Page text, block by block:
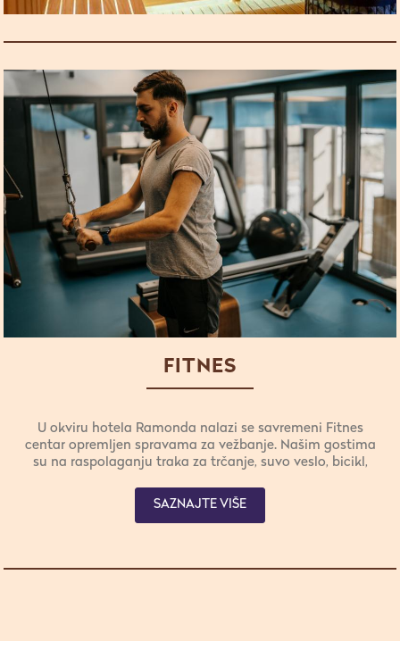
FITNES
U okviru hotela Ramonda nalazi se savremeni Fitnes
centar opremljen spravama za vežbanje. Našim gostima
su na raspolaganju traka za trčanje, suvo veslo, bicikl,
dosledni svom režimu vežbanja i na odmoru.
SAZNAJTE VIŠE